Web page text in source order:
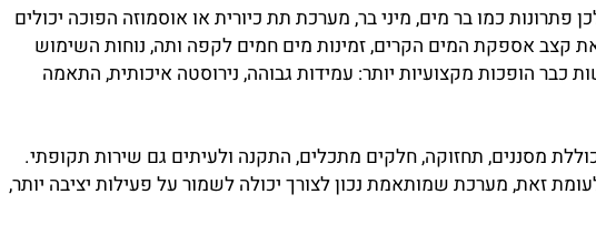
כמו בר מים, מיני בר, מערכת תת כיורית או אוסמוזה הפוכה יכולים
אספקת המים הקרים, זמינות מים חמים לקפה ותה, נוחות השימוש
הופכות מקצועיות יותר: עמידות גבוהה, נירוסטה איכותית, התאמה
מסננים, תחזוקה, חלקים מתכלים, התקנה ולעיתים גם שירות תקופתי.
מערכת שמותאמת נכון לצורך יכולה לשמור על פעילות יציבה יותר,